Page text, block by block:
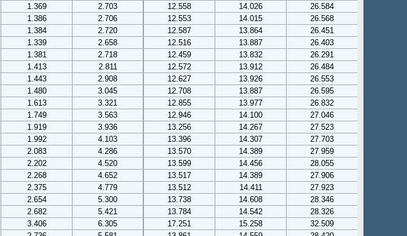
1.369 2.703 12.558 14.026
26.584
1.386 2.706 12.553 14.015
26.568
1.384 2.720 12.587 13.864
26.451
1.339 2.658 12.516 13.887
26.403
1.381 2.718 12.459 13.832
26.291
1.413 2.811 12.572 13.912
26.484
1.443 2.908 12.627 13.926
26.553
1.480 3.045 12.708 13.887
26.595
1.613 3.321 12.855 13.977
26.832
1.749 3.563 12.946 14.100
27.046
1.919 3.936 13.256 14.267
27.523
1.992 4.103 13.396 14.307
27.703
2.083 4.286 13.570 14.389
27.959
2.202 4.520 13.599 14.456
28.055
2.268 4.652 13.517 14.389
27.906
2.375 4.779 13.512 14.411
27.923
2.654 5.300 13.738 14.608
28.346
2.682 5.421 13.784 14.542
28.326
3.406 6.305 17.251 15.258
32.509